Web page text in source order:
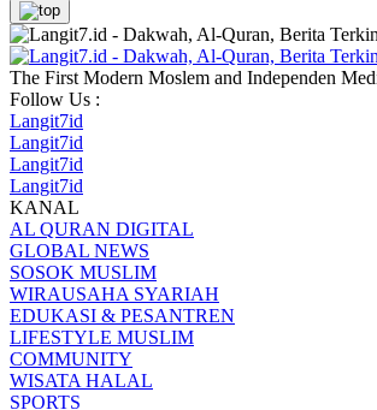
The First Modern Moslem and Independen
Follow Us :
Langit7id
Langit7id
Langit7id
Langit7id
KANAL
AL QURAN DIGITAL
GLOBAL NEWS
SOSOK MUSLIM
WIRAUSAHA SYARIAH
EDUKASI & PESANTREN
LIFESTYLE MUSLIM
COMMUNITY
WISATA HALAL
SPORTS